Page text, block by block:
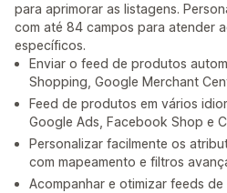
para aprimorar as listagens.
com até 84 campos para atender
específicos.
Enviar o feed de produtos
Shopping, Google Merchant
Feed de produtos em vários
Google Ads, Facebook Shop e
Personalizar facilmente os
com mapeamento e filtros
Acompanhar e otimizar feeds